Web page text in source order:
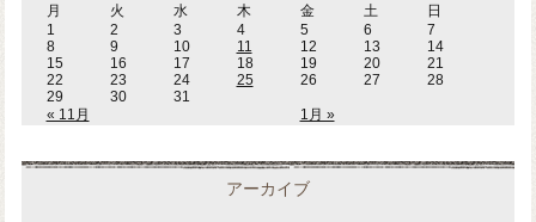
月
火 水 木 金 土 日
« 11月 1月 »
1 2 3 4 5 6
7
8
9 10 11 12 13
14
15
16 17 18 19 20
21
22
23 24 25 26 27
28
29
30 31
アーカイブ